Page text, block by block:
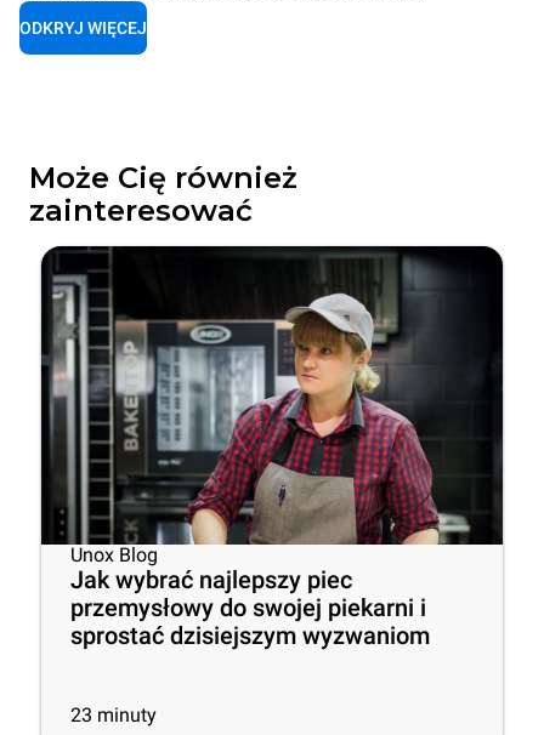
ODKRYJ WIĘCEJ
Może Cię również
zainteresować
Unox Blog
Jak wybrać najlepszy piec
przemysłowy do swojej piekarni i
sprostać dzisiejszym wyzwaniom
23 minuty